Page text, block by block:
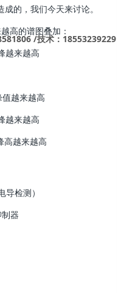
/技术：18553239229
的，我们今天来讨论。
高的谱图叠加：
越来越高
高越来越高
导检测）
器